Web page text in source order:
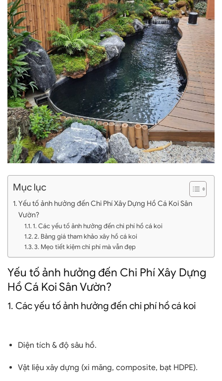
Mục lục
Yếu tố ảnh hưởng đến Chi Phí Xây Dựng Hồ Cá Koi Sân
Vườn?
1. Các yếu tố ảnh hưởng đến chi phí hồ cá koi
2. Bảng giá tham khảo xây hồ cá koi
3. Mẹo tiết kiệm chi phí mà vẫn đẹp
Yếu tố ảnh hưởng đến Chi Phí Xây Dựng
Hồ Cá Koi Sân Vườn?
1. Các yếu tố ảnh hưởng đến chi phí hồ cá koi
Diện tích & độ sâu hồ.
Vật liệu xây dựng (xi măng, composite, bạt HDPE).